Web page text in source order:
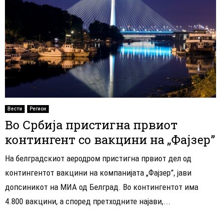
Вести Регион
Во Србија пристигна првиот
контингент со вакцини на „Фајзер”
На белградскиот аеродром пристигна првиот дел од
контингентот вакцини на компанијата „Фајзер”, јави
допсиникот на МИА од Белград. Во контингентот има
4.800 вакцини, а според претходните најави,...